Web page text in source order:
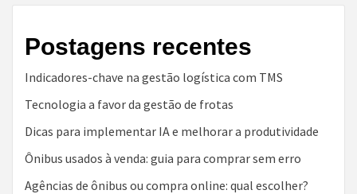
Postagens recentes
Indicadores-chave na gestão logística com TMS
Tecnologia a favor da gestão de frotas
Dicas para implementar IA e melhorar a produtividade
Ônibus usados à venda: guia para comprar sem erro
Agências de ônibus ou compra online: qual escolher?